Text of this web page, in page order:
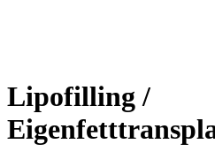
Lipofilling /